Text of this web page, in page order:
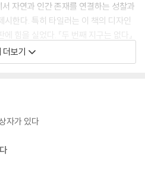
서 자연과 인간 존재를 연결하는 성찰과
한다. 특히 타일러는 이 책의 디자인
힘을 실었다. 『두 번째 지구는 없다』
환경 인증인 FSC 마크를 획득하고, 친
경 부담을 덜기 위해 잉크 사용을 최소
더보기
자가 있다